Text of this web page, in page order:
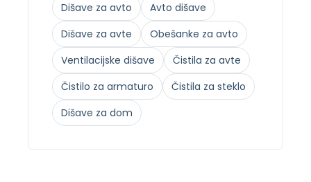
Dišave za avto
Avto dišave
Dišave za avte
Obešanke za avto
Ventilacijske dišave
Čistila za avte
Čistilo za armaturo
Čistila za steklo
Dišave za dom